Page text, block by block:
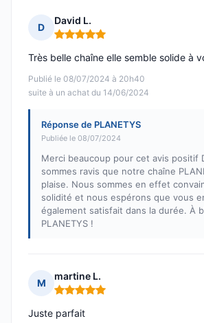
D
David L.
Note : 5 sur 5
Publié le 08/07/2024 à 20h40
suite à un achat du 14/06/2024
Très belle chaîne elle semble solide à
Réponse de PLANETYS
Publiée le 08/07/2024
Merci beaucoup pour cet avis positif
sommes ravis que notre chaîne
plaise. Nous sommes en effet
solidité et nous espérons que vous
également satisfait dans la durée. À
PLANETYS !
M
martine L.
Note : 5 sur 5
Juste parfait